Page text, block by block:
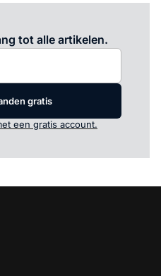
tot alle artikelen.
gratis
een gratis account.